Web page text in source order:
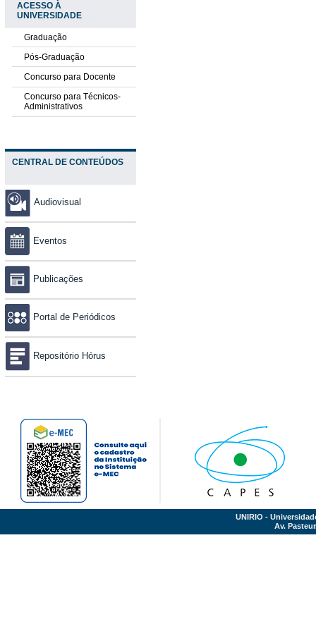
ACESSO À
UNIVERSIDADE
Graduação
Pós-Graduação
Concurso para Docente
Concurso para Técnicos-
Administrativos
CENTRAL DE CONTEÚDOS
Audiovisual
Eventos
Publicações
Portal de Periódicos
Repositório Hórus
UNIRIO -
Av.